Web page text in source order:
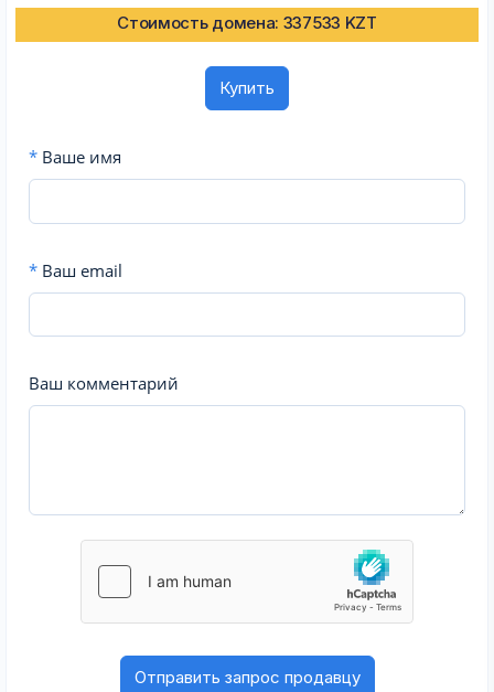
Стоимость домена: 337533 KZT
Купить
* Ваше имя
* Ваш email
Ваш комментарий